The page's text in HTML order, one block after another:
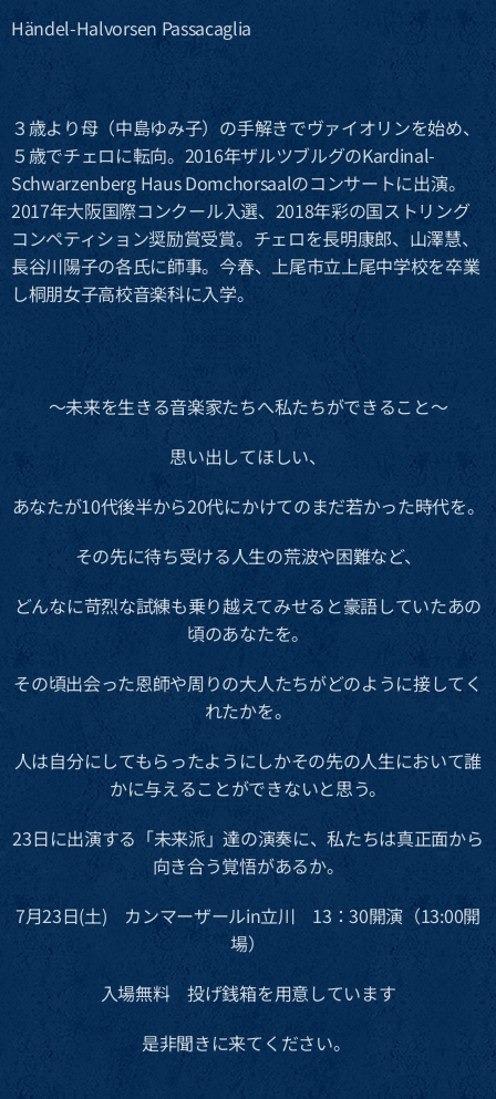
Händel-Halvorsen Passacaglia
３歳より母（中島ゆみ子）の手解きでヴァイオリンを始め、
５歳でチェロに転向。2016年ザルツブルグのKardinal-
Schwarzenberg Haus Domchorsaalのコンサートに出演。
2017年大阪国際コンクール入選、2018年彩の国ストリング
コンペティション奨励賞受賞。チェロを長明康郎、山澤慧、
長谷川陽子の各氏に師事。今春、上尾市立上尾中学校を卒業
し桐朋女子高校音楽科に入学。
～未来を生きる音楽家たちへ私たちができること～
思い出してほしい、
あなたが10代後半から20代にかけてのまだ若かった時代を。
その先に待ち受ける人生の荒波や困難など、
どんなに苛烈な試練も乗り越えてみせると豪語していたあの
頃のあなたを。
その頃出会った恩師や周りの大人たちがどのように接してく
れたかを。
人は自分にしてもらったようにしかその先の人生において誰
かに与えることができないと思う。
23日に出演する「未来派」達の演奏に、私たちは真正面から
向き合う覚悟があるか。
7月23日(土) カンマーザールin立川 13：30開演（13:00開
場）
入場無料 投げ銭箱を用意しています
是非聞きに来てください。